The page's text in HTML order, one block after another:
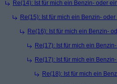
Re(14): Ist für mich ein Benzin- oder
Re(15): Ist für mich ein Benzin-
Re(16): Ist für mich ein Benzin-
Re(17): Ist für mich ein
Re(17): Ist für mich ein
Re(18): Ist für mich ein